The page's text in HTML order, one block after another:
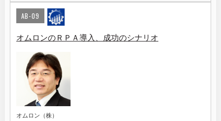
AB-09
オムロンのＲＰＡ導入、成功のシナリオ
オムロン（株）